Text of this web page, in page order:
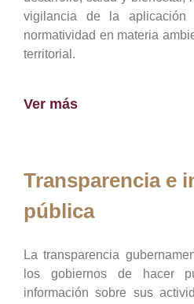
vigilancia de la
normatividad en materia
territorial.
Ver más
Transparencia e
pública
La transparencia
los gobiernos de hacer
información sobre sus